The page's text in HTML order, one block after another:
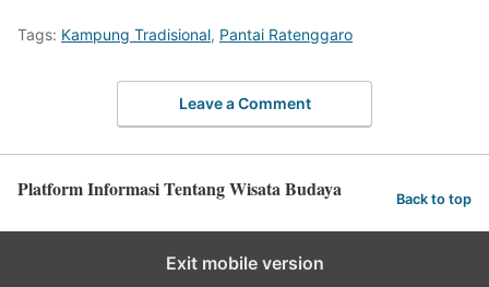
Tags: Kampung Tradisional, Pantai Ratenggaro
Leave a Comment
Platform Informasi Tentang Wisata Budaya Back to top
Exit mobile version